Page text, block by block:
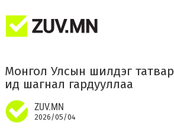
Монгол Улсын шилдэг татвар
ид шагнал гардууллаа
ZUV.MN
2026/05/04